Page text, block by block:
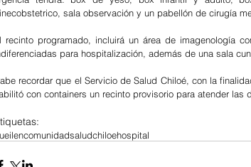
sala observación y un pabellón de cirugía
recinto programado, incluirá un área de imagenología
para hospitalización, además de una sala
recordar que el Servicio de Salud Chiloé, con la
con containers un recinto provisorio para atender las
comunidadsaludchiloehospital